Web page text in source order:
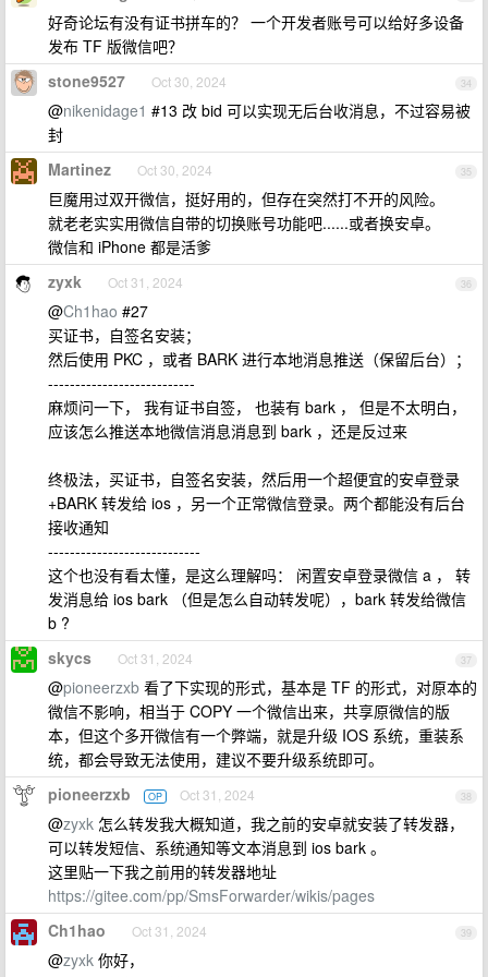
好奇论坛有没有证书拼车的？ 一个开发者账号可以给好多设备
发布 TF 版微信吧？
34
stone9527 Oct 30, 2024
@nikenidage1 #13 改 bid 可以实现无后台收消息，不过容易被
封
35
Martinez Oct 30, 2024
巨魔用过双开微信，挺好用的，但存在突然打不开的风险。
就老老实实用微信自带的切换账号功能吧......或者换安卓。
微信和 iPhone 都是活爹
36
zyxk Oct 31, 2024
@Ch1hao #27
买证书，自签名安装；
然后使用 PKC ，或者 BARK 进行本地消息推送（保留后台）；
---------------------------
麻烦问一下， 我有证书自签， 也装有 bark ， 但是不太明白，
应该怎么推送本地微信消息消息到 bark ，还是反过来
终极法，买证书，自签名安装，然后用一个超便宜的安卓登录
+BARK 转发给 ios ，另一个正常微信登录。两个都能没有后台
接收通知
----------------------------
这个也没有看太懂，是这么理解吗： 闲置安卓登录微信 a ， 转
发消息给 ios bark （但是怎么自动转发呢），bark 转发给微信
b ?
37
skycs Oct 31, 2024
@pioneerzxb 看了下实现的形式，基本是 TF 的形式，对原本的
微信不影响，相当于 COPY 一个微信出来，共享原微信的版
本，但这个多开微信有一个弊端，就是升级 IOS 系统，重装系
统，都会导致无法使用，建议不要升级系统即可。
38
pioneerzxb OP Oct 31, 2024
@zyxk 怎么转发我大概知道，我之前的安卓就安装了转发器，
可以转发短信、系统通知等文本消息到 ios bark 。
这里贴一下我之前用的转发器地址
https://gitee.com/pp/SmsForwarder/wikis/pages
39
Ch1hao Oct 31, 2024
@zyxk 你好，